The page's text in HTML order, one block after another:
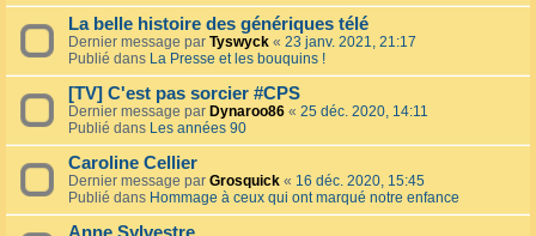
La belle histoire des génériques télé
Dernier message par Tyswyck « 23 janv. 2021, 21:17
Publié dans La Presse et les bouquins !
[TV] C'est pas sorcier #CPS
Dernier message par Dynaroo86 « 25 déc. 2020, 14:11
Publié dans Les années 90
Caroline Cellier
Dernier message par Grosquick « 16 déc. 2020, 15:45
Publié dans Hommage à ceux qui ont marqué notre enfance